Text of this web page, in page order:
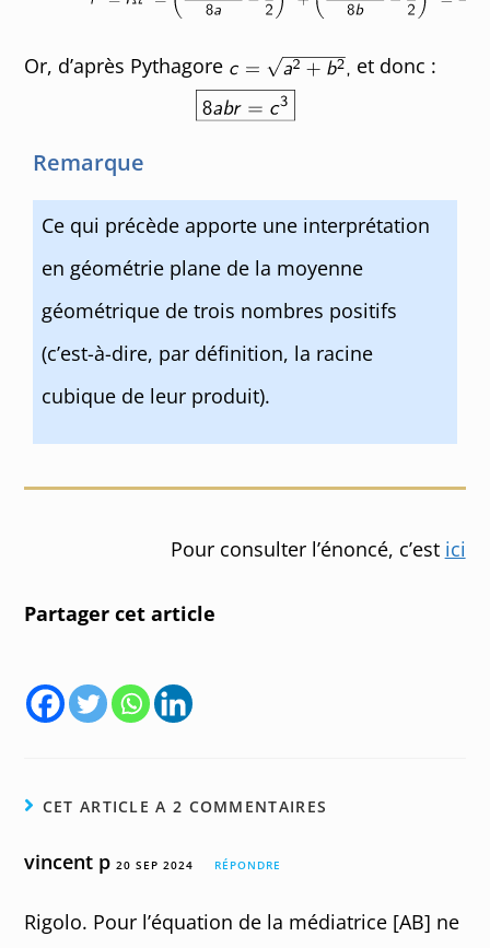
Or, d’après Pythagore et donc :
Remarque
Ce qui précède apporte une interprétation
en géométrie plane de la moyenne
géométrique de trois nombres positifs
(c’est-à-dire, par définition, la racine
cubique de leur produit).
Pour consulter l’énoncé, c’est ici
Partager cet article
CET ARTICLE A 2 COMMENTAIRES
vincent p20 SEP 2024 RÉPONDRE
Rigolo. Pour l’équation de la médiatrice [AB] ne